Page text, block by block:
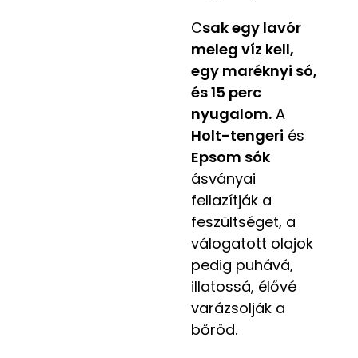
Csak egy lavór
meleg víz kell,
egy maréknyi só,
és 15 perc
nyugalom. A
Holt-tengeri és
Epsom sók
ásványai
fellazítják a
feszültséget, a
válogatott olajok
pedig puhává,
illatossá, élővé
varázsolják a
bőröd.